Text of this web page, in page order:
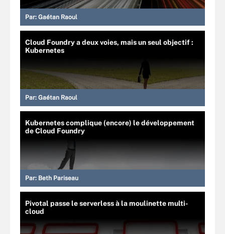
Par: Gaétan Raoul
Cloud Foundry a deux voies, mais un seul objectif :
Kubernetes
Par: Gaétan Raoul
Kubernetes complique (encore) le développement
de Cloud Foundry
Par: Beth Pariseau
Pivotal passe le serverless à la moulinette multi-
cloud